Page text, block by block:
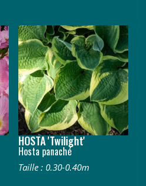
HOSTA 'Twilight'
Hosta panaché
Taille : 0.30-0.40m